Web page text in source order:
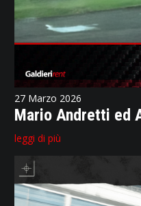
27 Marzo 2026
Mario Andretti ed
leggi di più